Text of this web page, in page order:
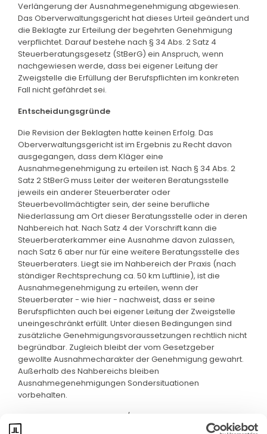
Verlängerung der Ausnahmegenehmigung abgewiesen.
Das Oberverwaltungsgericht hat dieses Urteil geändert und
die Beklagte zur Erteilung der begehrten Genehmigung
verpflichtet. Darauf bestehe nach § 34 Abs. 2 Satz 4
Steuerberatungsgesetz (StBerG) ein Anspruch, wenn
nachgewiesen werde, dass bei eigener Leitung der
Zweigstelle die Erfüllung der Berufspflichten im konkreten
Fall nicht gefährdet sei.
Entscheidungsgründe
Die Revision der Beklagten hatte keinen Erfolg. Das
Oberverwaltungsgericht ist im Ergebnis zu Recht davon
ausgegangen, dass dem Kläger eine
Ausnahmegenehmigung zu erteilen ist. Nach § 34 Abs. 2
Satz 2 StBerG muss Leiter der weiteren Beratungsstelle
jeweils ein anderer Steuerberater oder
Steuerbevollmächtigter sein, der seine berufliche
Niederlassung am Ort dieser Beratungsstelle oder in deren
Nahbereich hat. Nach Satz 4 der Vorschrift kann die
Steuerberaterkammer eine Ausnahme davon zulassen,
nach Satz 6 aber nur für eine weitere Beratungsstelle des
Steuerberaters. Liegt sie im Nahbereich der Praxis (nach
ständiger Rechtsprechung ca. 50 km Luftlinie), ist die
Ausnahmegenehmigung zu erteilen, wenn der
Steuerberater - wie hier - nachweist, dass er seine
Berufspflichten auch bei eigener Leitung der Zweigstelle
uneingeschränkt erfüllt. Unter diesen Bedingungen sind
zusätzliche Genehmigungsvoraussetzungen rechtlich nicht
begründbar. Zugleich bleibt der vom Gesetzgeber
gewollte Ausnahmecharakter der Genehmigung gewahrt.
Außerhalb des Nahbereichs bleiben
Ausnahmegenehmigungen Sondersituationen
vorbehalten.
Quelle: PM des BVerwG Nr. 5/2024 vom 1. Februar 2024